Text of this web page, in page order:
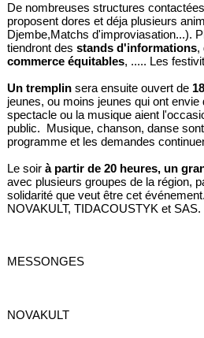
De nombreuses structures
proposent dores et déja plusieurs
Djembe,Matchs d'improviasation...).
tiendront des stands d'informations,
commerce équitables, ..... Les
Un tremplin sera ensuite ouvert de
jeunes, ou moins jeunes qui ont
spectacle ou la musique aient
public. Musique, chanson, danse
programme et les demandes
Le soir à partir de 20 heures, un
avec plusieurs groupes de la région,
solidarité que veut être cet
NOVAKULT, TIDACOUSTYK et SAS.
MESSONGES
NOVAKULT